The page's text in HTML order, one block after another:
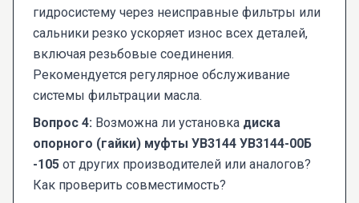
гидросистему через неисправные фильтры или
сальники резко ускоряет износ всех деталей,
включая резьбовые соединения.
Рекомендуется регулярное обслуживание
системы фильтрации масла.
Вопрос 4: Возможна ли установка диска
опорного (гайки) муфты УВ3144 УВ3144-00Б
-105 от других производителей или аналогов?
Как проверить совместимость?